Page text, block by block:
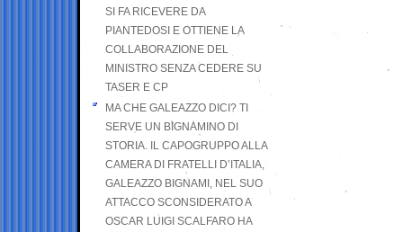
SI FA RICEVERE DA
PIANTEDOSI E OTTIENE LA
COLLABORAZIONE DEL
MINISTRO SENZA CEDERE SU
TASER E CP
MA CHE GALEAZZO DICI? TI
SERVE UN BIGNAMINO DI
STORIA. IL CAPOGRUPPO ALLA
CAMERA DI FRATELLI D’ITALIA,
GALEAZZO BIGNAMI, NEL SUO
ATTACCO SCONSIDERATO A
OSCAR LUIGI SCALFARO HA